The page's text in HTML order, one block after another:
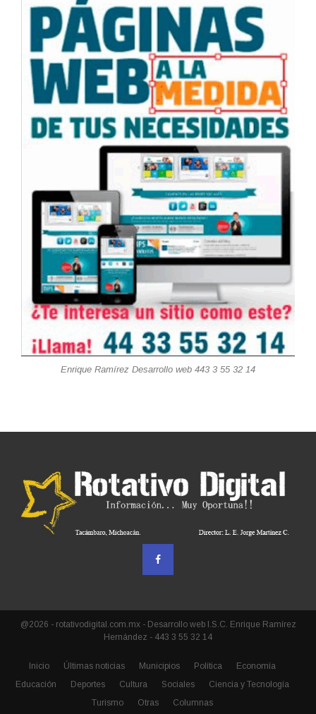
Enrique Ramírez Desarrollo web 443 3 55 32 14
@2026 - rotativodigital.com.mx - Desarrollo web I.S.C. Enrique Ramírez
Hernández - 443 3 55 32 14
Inicio Últimas noticias Municipios Política
Economía
Educación
Deportes Cultura Sociales
Ciencia y Tecnología
Turismo
Otras Columnas